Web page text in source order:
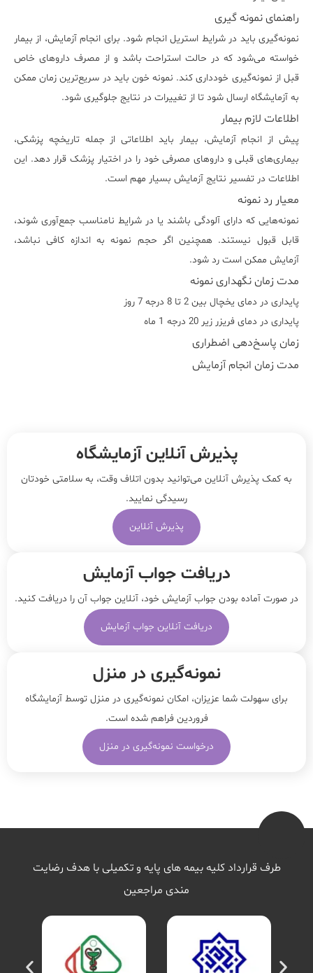
راهنمای نمونه گیری
نمونه‌گیری باید در شرایط استریل انجام شود. برای انجام آزمایش، از بیمار
خواسته می‌شود که در حالت استراحت باشد و از مصرف داروهای خاص
قبل از نمونه‌گیری خودداری کند. نمونه خون باید در سریع‌ترین زمان ممکن
به آزمایشگاه ارسال شود تا از تغییرات در نتایج جلوگیری شود.
اطلاعات لازم بیمار
پیش از انجام آزمایش، بیمار باید اطلاعاتی از جمله تاریخچه پزشکی،
بیماری‌های قبلی و داروهای مصرفی خود را در اختیار پزشک قرار دهد. این
اطلاعات در تفسیر نتایج آزمایش بسیار مهم است.
معیار رد نمونه
نمونه‌هایی که دارای آلودگی باشند یا در شرایط نامناسب جمع‌آوری شوند،
قابل قبول نیستند. همچنین اگر حجم نمونه به اندازه کافی نباشد،
آزمایش ممکن است رد شود.
مدت زمان نگهداری نمونه
پایداری در دمای یخچال بین 2 تا 8 درجه 7 روز
پایداری در دمای فریزر زیر 20 درجه 1 ماه
زمان پاسخ‌دهی اضطراری
مدت زمان انجام آزمایش
پذیرش آنلاین آزمایشگاه
به کمک پذیرش آنلاین می‌توانید بدون اتلاف وقت، به سلامتی خودتان
رسیدگی نمایید.
پذیرش آنلاین
دریافت جواب آزمایش
در صورت آماده بودن جواب آزمایش خود، آنلاین جواب‌ آن را دریافت کنید.
دریافت آنلاین جواب آزمایش
نمونه‌‌گیری در منزل
برای سهولت شما عزیزان، امکان نمونه‌گیری در منزل توسط آزمایشگاه
فروردین فراهم شده است.
درخواست نمونه‌گیری در منزل
طرف قرارداد کلیه بیمه های پایه و تکمیلی با هدف رضایت
مندی مراجعین